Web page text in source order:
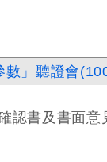
」聽證會
認書及書面意